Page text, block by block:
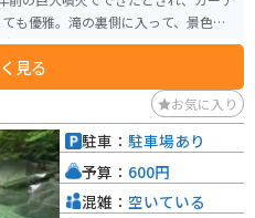
も優雅。滝の裏側に入って、景色を
でライトアップも開催されています。
見る
お気に入り
駐車： 駐車場あり
予算： 600円
混雑： 空いている